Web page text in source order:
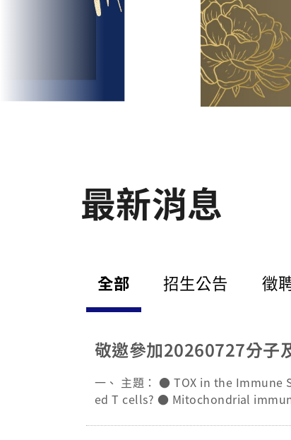
最新消息
全部 招生公告 徵
敬邀參加20260727分子
一、 主題： ● TOX in the Immune
ed T cells? ● Mitochondrial